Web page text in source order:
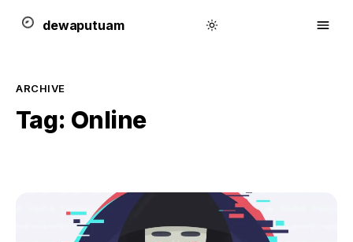
dewaputuam
ARCHIVE
Tag: Online